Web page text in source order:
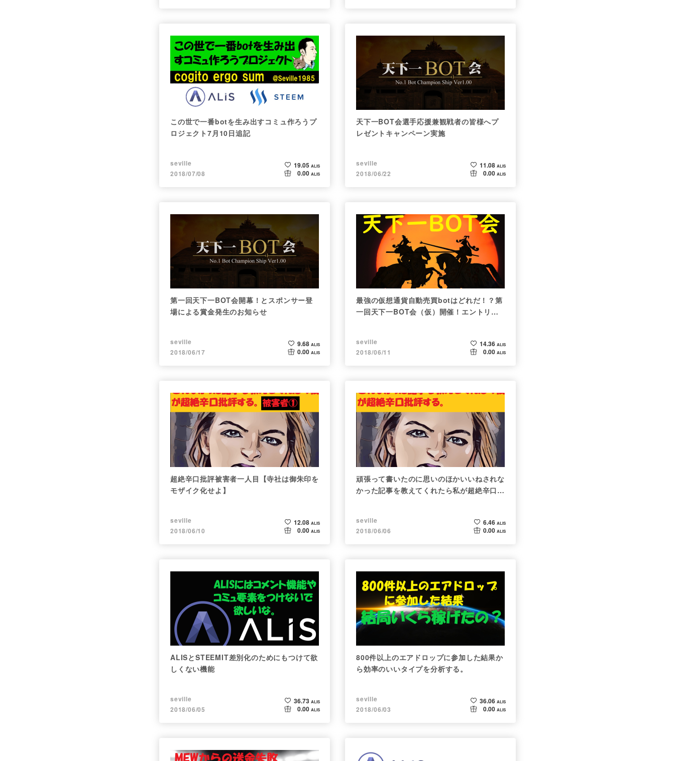
この世で一番botを生み出すコミュ作ろうプ
ロジェクト7月10日追記
seville
2018/07/08
19.05 ALIS
0.00 ALIS
天下一BOT会選手応援兼観戦者の皆様へプ
レゼントキャンペーン実施
seville
2018/06/22
11.08 ALIS
0.00 ALIS
第一回天下一BOT会開幕！とスポンサー登
場による賞金発生のお知らせ
seville
2018/06/17
9.68 ALIS
0.00 ALIS
最強の仮想通貨自動売買botはどれだ！？第
一回天下一BOT会（仮）開催！エントリー
seville
2018/06/11
14.36 ALIS
0.00 ALIS
超絶辛口批評被害者一人目【寺社は御朱印を
モザイク化せよ】
seville
2018/06/10
12.08 ALIS
0.00 ALIS
頑張って書いたのに思いのほかいいねされな
かった記事を教えてくれたら私が超絶辛口批
seville
2018/06/06
6.46 ALIS
0.00 ALIS
ALISとSTEEMIT差別化のためにもつけて欲
しくない機能
seville
2018/06/05
36.73 ALIS
0.00 ALIS
800件以上のエアドロップに参加した結果か
ら効率のいいタイプを分析する。
seville
2018/06/03
36.06 ALIS
0.00 ALIS